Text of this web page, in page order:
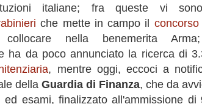
italiane; fra queste vi
che mette in campo il
nella benemerita
ha da poco annunciato la ricerca di
, mentre oggi, eccoci a
della Guardia di Finanza, che da
esami, finalizzato all'ammissione di